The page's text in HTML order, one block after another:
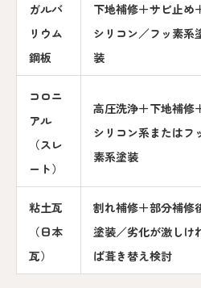
ガルバ
リウム
鋼板
下地補修＋サビ止め
シリコン／フッ素系
装
コロニ
アル
（スレ
ート）
高圧洗浄＋下地補修
シリコン系またはフ
素系塗装
粘土瓦
（日本
瓦）
割れ補修＋部分補修
塗装／劣化が激しけ
ば葺き替え検討